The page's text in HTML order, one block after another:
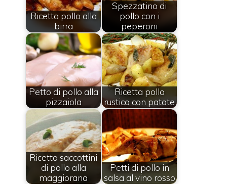
Ricetta pollo alla
birra
Spezzatino di
pollo con i
peperoni
Petto di pollo alla
pizzaiola
Ricetta pollo
rustico con patate
Ricetta saccottini
di pollo alla
maggiorana
Petti di pollo in
salsa al vino rosso